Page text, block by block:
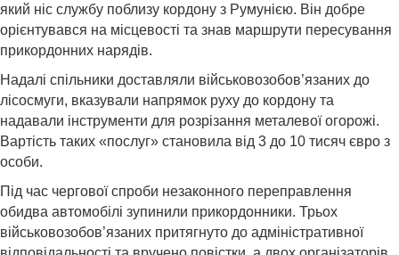
який ніс службу поблизу кордону з Румунією. Він добре
орієнтувався на місцевості та знав маршрути пересування
прикордонних нарядів.
Надалі спільники доставляли військовозобов’язаних до
лісосмуги, вказували напрямок руху до кордону та
надавали інструменти для розрізання металевої огорожі.
Вартість таких «послуг» становила від 3 до 10 тисяч євро з
особи.
Під час чергової спроби незаконного переправлення
обидва автомобілі зупинили прикордонники. Трьох
військовозобов’язаних притягнуто до адміністративної